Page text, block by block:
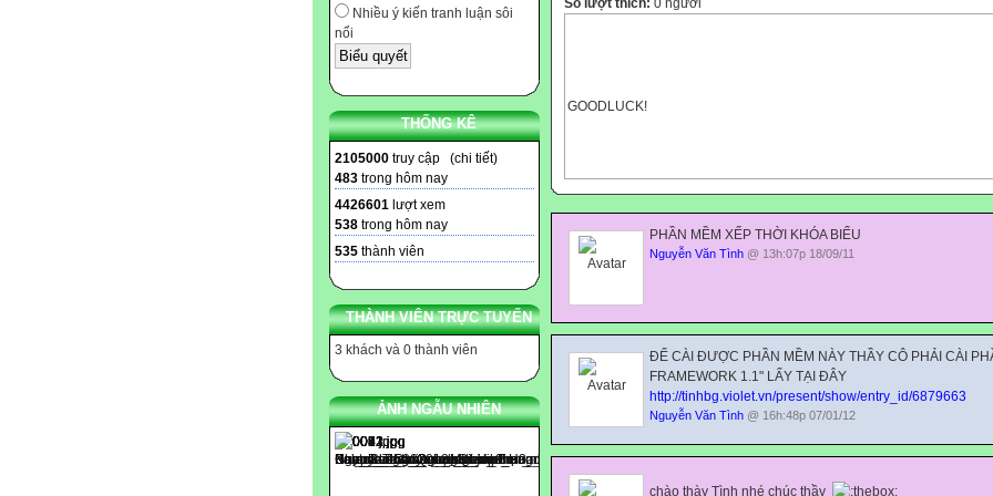
Nhiều ý kiến tranh luận sôi
nổi
THỐNG KÊ
2105000 truy cập (chi tiết)
483 trong hôm nay
4426601 lượt xem
538 trong hôm nay
535 thành viên
THÀNH VIÊN TRỰC TUYẾN
3 khách và 0 thành viên
ẢNH NGẪU NHIÊN
Số lượt thích: 0 người
GOODLUCK!
PHẦN MỀM XẾP THỜI KHÓA BIỂU
Nguyễn Văn Tình @ 13h:07p 18/09/11
ĐỂ CÀI ĐƯỢC PHẦN MỀM NÀY THẦY CÔ PHẢI CÀI
FRAMEWORK 1.1" LẤY TẠI ĐÂY
http://tinhbg.violet.vn/present/show/entry_id/6879663
Nguyễn Văn Tình @ 16h:48p 07/01/12
chào thày Tình nhé chúc thầy